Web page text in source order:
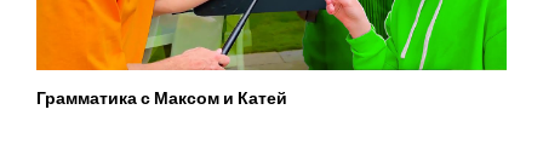
Грамматика с Максом и Катей